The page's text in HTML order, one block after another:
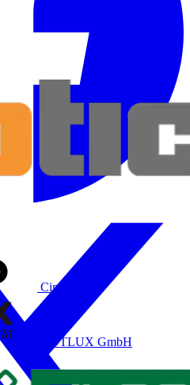
Cimco
DOTLUX GmbH